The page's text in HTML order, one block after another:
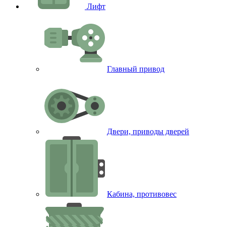
Лифт
Главный привод
Двери, приводы дверей
Кабина, противовес